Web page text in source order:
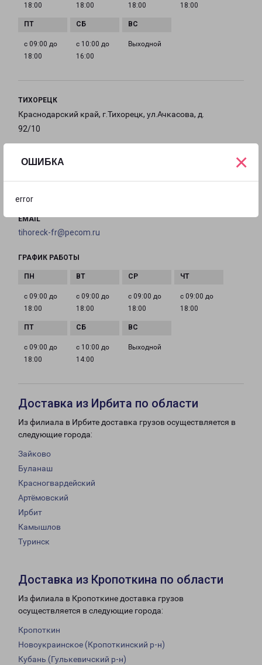
ОШИБКА
error
×
18:00 18:00 18:00 18:00
с 09:00 до
18:00
с 10:00 до
16:00
Выходной
ТИХОРЕЦК
Краснодарский край, г.Тихорецк, ул.Ачкасова, д.
92/10
ТЕЛЕФОН
EMAIL
tihoreck-fr@pecom.ru
ГРАФИК РАБОТЫ
с 09:00 до
18:00
с 09:00 до
18:00
с 09:00 до
18:00
с 09:00 до
18:00
с 09:00 до
18:00
с 10:00 до
14:00
Выходной
Доставка из Ирбита по области
Из филиала в Ирбите доставка грузов осуществляется в
следующие города:
Зайково
Буланаш
Красногвардейский
Артёмовский
Ирбит
Камышлов
Туринск
Доставка из Кропоткина по области
Из филиала в Кропоткине доставка грузов
осуществляется в следующие города:
Кропоткин
Новоукраинское (Кропоткинский р-н)
Кубань (Гулькевичский р-н)